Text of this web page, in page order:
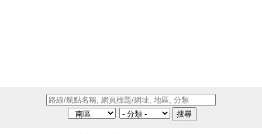
搜尋